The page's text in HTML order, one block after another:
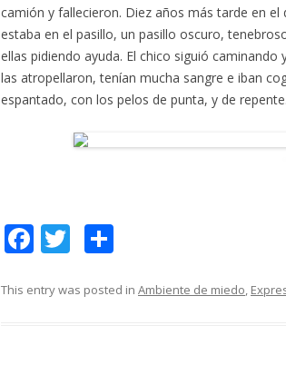
camión y fallecieron. Diez años más tarde en
estaba en el pasillo, un pasillo oscuro,
ellas pidiendo ayuda. El chico siguió
las atropellaron, tenían mucha sangre e iban
espantado, con los pelos de punta, y de
F
e
T
itt m
This entry was posted in Ambiente de miedo,